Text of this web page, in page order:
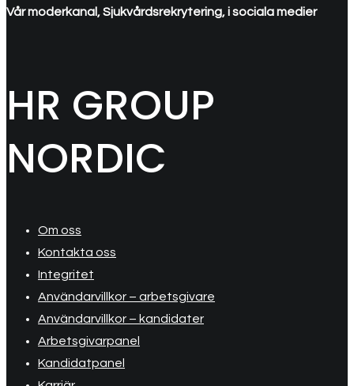
Vår moderkanal, Sjukvårdsrekrytering, i sociala medier
HR GROUP
NORDIC
Om oss
Kontakta oss
Integritet
Användarvillkor – arbetsgivare
Användarvillkor – kandidater
Arbetsgivarpanel
Kandidatpanel